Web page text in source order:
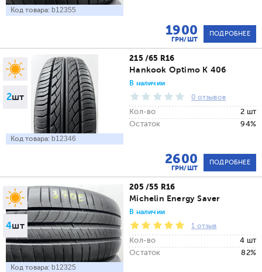
Код товара: b12355
1900
ГРН/ШТ
ПОДРОБНЕЕ
2шт
Код товара: b12346
215 /65 R16
Hankook Optimo K 406
В наличии
0 отзывов
Кол-во
2 шт
Остаток
94%
2600
ГРН/ШТ
ПОДРОБНЕЕ
4шт
Код товара: b12325
205 /55 R16
Michelin Energy Saver
В наличии
1 отзыв
Кол-во
4 шт
Остаток
82%